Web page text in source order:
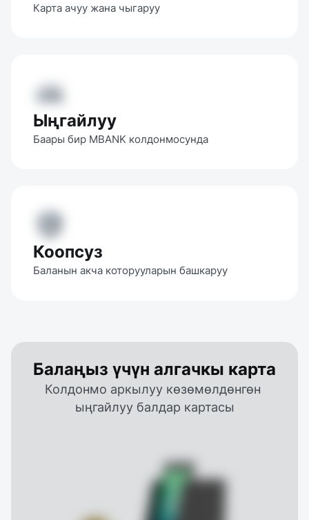
Карта ачуу жана чыгаруу
Ыңгайлуу
Баары бир MBANK колдонмосунда
Коопсуз
Баланын акча которууларын башкаруу
Балаңыз үчүн алгачкы карта
Колдонмо аркылуу көзөмөлдөнгөн
ыңгайлуу балдар картасы